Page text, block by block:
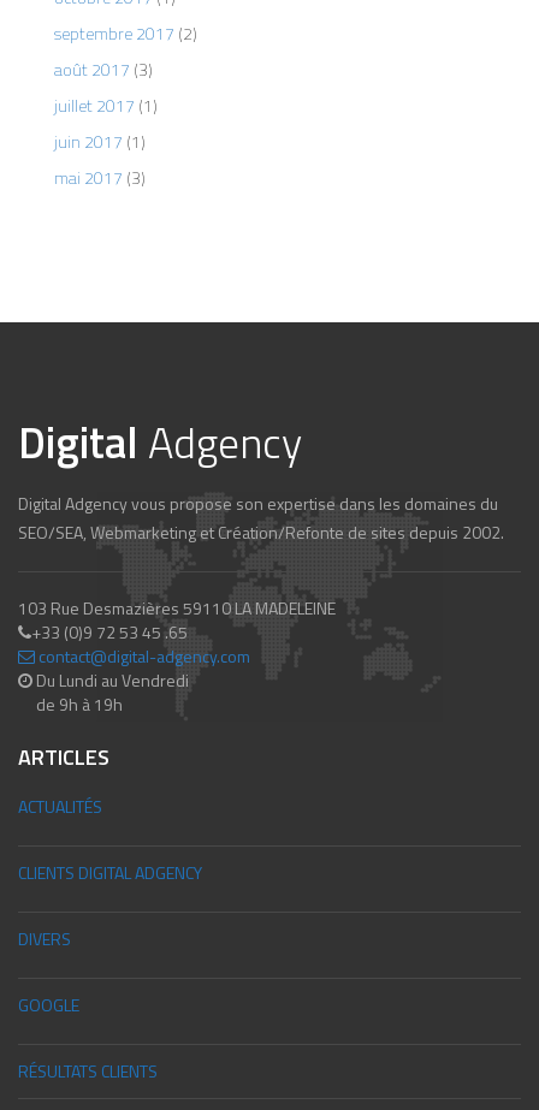
septembre 2017 (2)
août 2017 (3)
juillet 2017 (1)
juin 2017 (1)
mai 2017 (3)
Digital Adgency
Digital Adgency vous propose son expertise dans les domaines du
SEO/SEA, Webmarketing et Création/Refonte de sites depuis 2002.
103 Rue Desmazières 59110 LA MADELEINE
+33 (0)9 72 53 45 .65
contact@digital-adgency.com
Du Lundi au Vendredi
de 9h à 19h
ARTICLES
ACTUALITÉS
CLIENTS DIGITAL ADGENCY
DIVERS
GOOGLE
RÉSULTATS CLIENTS